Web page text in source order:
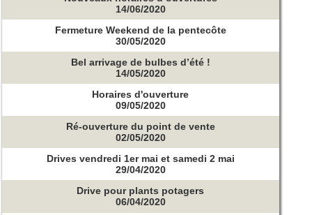
14/06/2020
Fermeture Weekend de la pentecôte
30/05/2020
Bel arrivage de bulbes d’été !
14/05/2020
Horaires d'ouverture
09/05/2020
Ré-ouverture du point de vente
02/05/2020
Drives vendredi 1er mai et samedi 2 mai
29/04/2020
Drive pour plants potagers
06/04/2020